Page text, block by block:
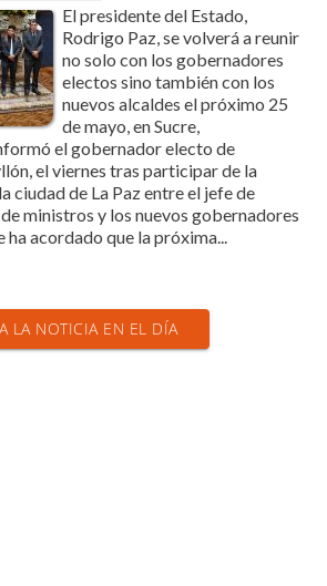
El presidente del Estado,
Rodrigo Paz, se volverá a reunir
no solo con los gobernadores
electos sino también con los
nuevos alcaldes el próximo 25
de mayo, en Sucre,
el gobernador electo de
el viernes tras participar de la
ciudad de La Paz entre el jefe de
ministros y los nuevos gobernadores
ha acordado que la próxima...
LA NOTICIA EN EL DÍA